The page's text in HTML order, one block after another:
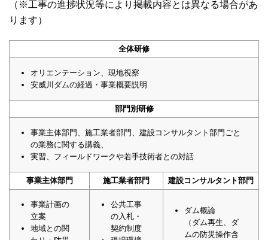
（※工事の進捗状況等により掲載内容とは異なる場合があ
ります）
全体研修
オリエンテーション、現地視察
安威川ダムの経過・事業概要説明
部門別研修
事業主体部門、施工業者部門、建設コンサルタント部門ごと
の業務に関する講義、
実習、フィールドワークや若手技術者との対話
事業主体部門 施工業者部門 建設コンサルタント部門
事業計画の
立案
地域との関
公共工事
の入札・
契約制度
ダム概論
（ダム再生、ダ
ムの防災操作含